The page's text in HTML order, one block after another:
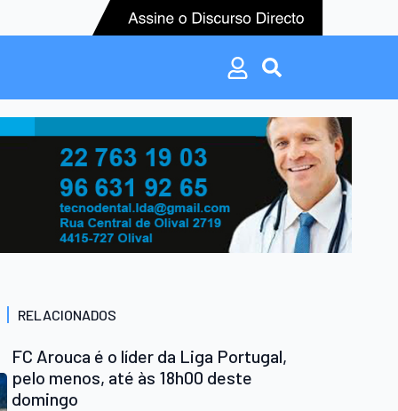
Search
for:
Search
for:
RELACIONADOS
FC Arouca é o líder da Liga Portugal,
pelo menos, até às 18h00 deste
domingo